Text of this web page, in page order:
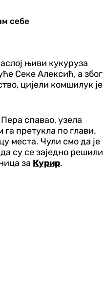
себе
њиви кукуруза
Секе Алексић, а због
цијели комшилук је
спавао, узела
претукла по глави.
места. Чули смо да је
су се заједно решили
за Курир.